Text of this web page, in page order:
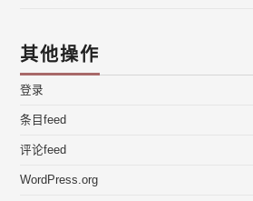
其他操作
登录
条目feed
评论feed
WordPress.org